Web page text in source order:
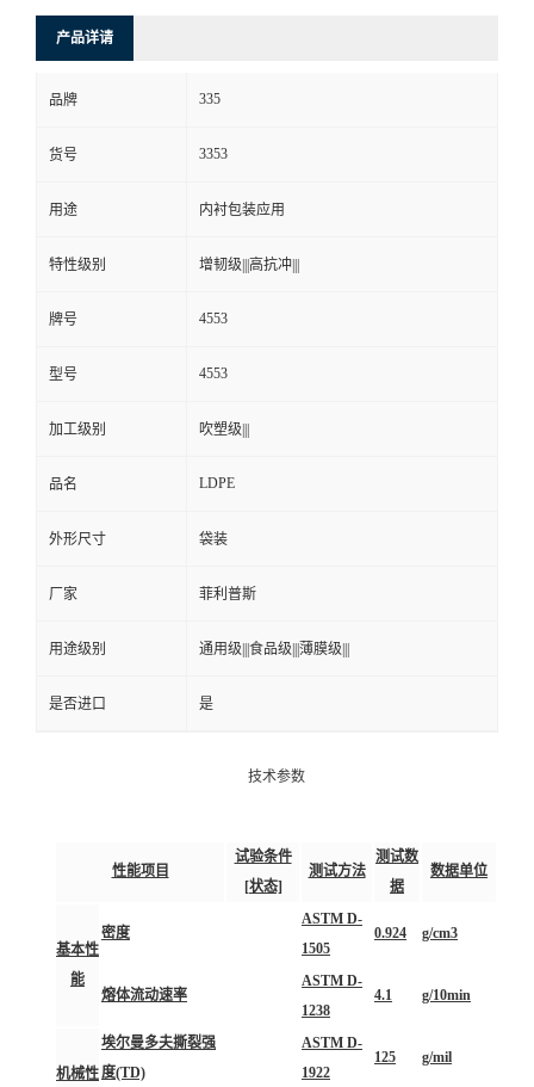
产品详请
品牌 335
货号 3353
用途 内衬包装应用
特性级别 增韧级|||高抗冲|||
牌号 4553
型号 4553
加工级别 吹塑级|||
品名 LDPE
外形尺寸 袋装
厂家 菲利普斯
用途级别 通用级|||食品级|||薄膜级|||
是否进口 是
技术参数
性能项目
试验条件
[状态]
测试方法
测试数
据
数据单位
基本性
能
密度
ASTM D-
1505
0.924 g/cm3
熔体流动速率
ASTM D-
1238
4.1 g/10min
机械性
埃尔曼多夫撕裂强
度(TD)
ASTM D-
1922
125 g/mil